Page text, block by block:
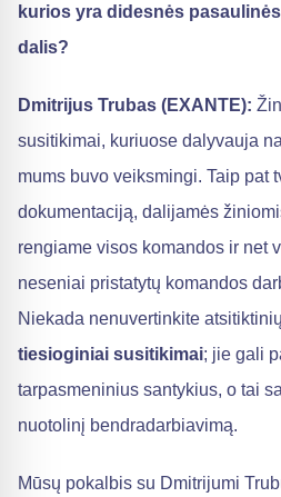
kurios yra didesnės
dalis?
Dmitrijus Trubas (EXANTE):
susitikimai, kuriuose dalyvauja
mums buvo veiksmingi. Taip pat
dokumentaciją, dalijamės
rengiame visos komandos ir net
neseniai pristatytų komandos
Niekada nenuvertinkite
tiesioginiai susitikimai; jie gali
tarpasmeninius santykius, o tai
nuotolinį bendradarbiavimą.
Mūsų pokalbis su Dmitrijumi